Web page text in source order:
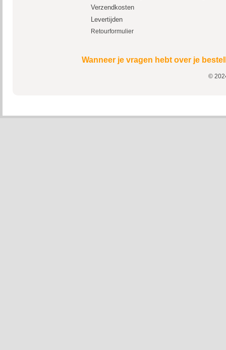
Verzendkosten
Levertijden
Retourformulier
Wanneer je vragen hebt over je
©